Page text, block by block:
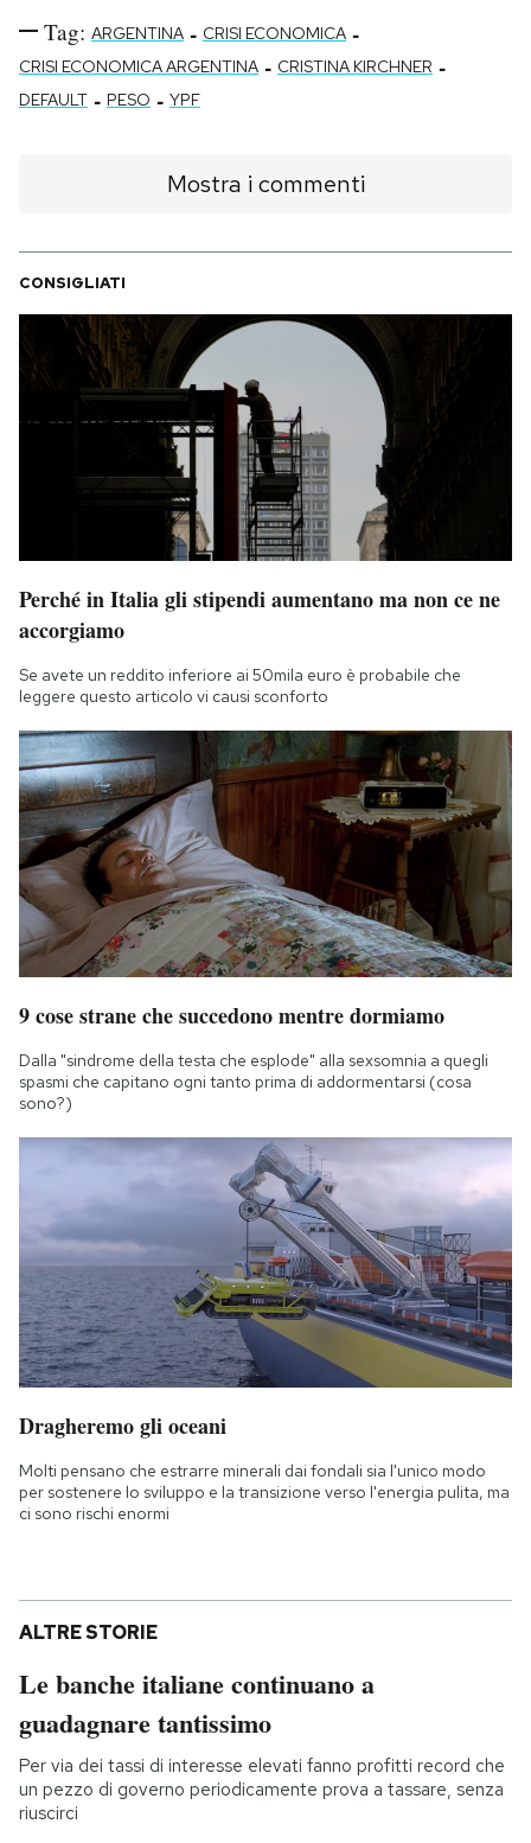
Tag: ARGENTINA - CRISI ECONOMICA -
CRISI ECONOMICA ARGENTINA - CRISTINA KIRCHNER -
DEFAULT - PESO - YPF
Mostra i commenti
CONSIGLIATI
Perché in Italia gli stipendi aumentano ma non ce ne
accorgiamo
Se avete un reddito inferiore ai 50mila euro è probabile che
leggere questo articolo vi causi sconforto
9 cose strane che succedono mentre dormiamo
Dalla "sindrome della testa che esplode" alla sexsomnia a quegli
spasmi che capitano ogni tanto prima di addormentarsi (cosa
sono?)
Dragheremo gli oceani
Molti pensano che estrarre minerali dai fondali sia l'unico modo
per sostenere lo sviluppo e la transizione verso l'energia pulita, ma
ci sono rischi enormi
ALTRE STORIE
Le banche italiane continuano a
guadagnare tantissimo
Per via dei tassi di interesse elevati fanno profitti record che
un pezzo di governo periodicamente prova a tassare, senza
riuscirci